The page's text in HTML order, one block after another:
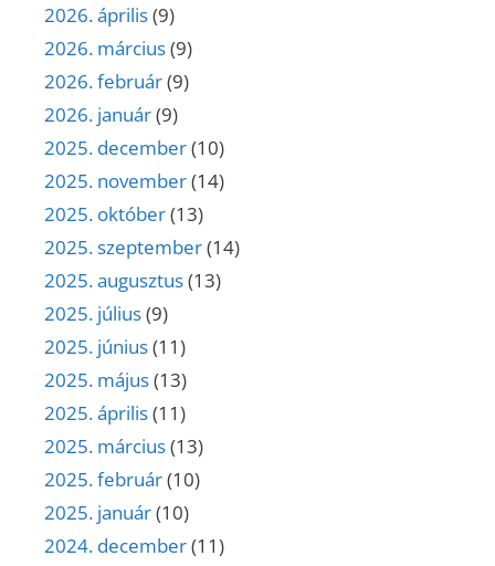
2026. április(9)
2026. március(9)
2026. február(9)
2026. január(9)
2025. december(10)
2025. november(14)
2025. október(13)
2025. szeptember(14)
2025. augusztus(13)
2025. július(9)
2025. június(11)
2025. május(13)
2025. április(11)
2025. március(13)
2025. február(10)
2025. január(10)
2024. december(11)